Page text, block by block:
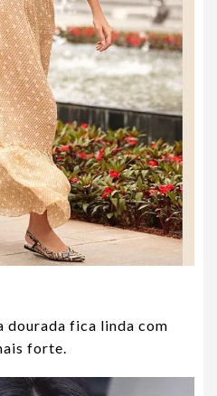
dourada fica linda com
forte.